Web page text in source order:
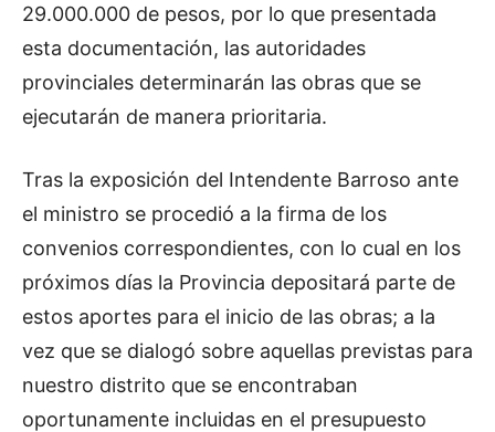
29.000.000 de pesos, por lo que presentada
esta documentación, las autoridades
provinciales determinarán las obras que se
ejecutarán de manera prioritaria.
Tras la exposición del Intendente Barroso ante
el ministro se procedió a la firma de los
convenios correspondientes, con lo cual en los
próximos días la Provincia depositará parte de
estos aportes para el inicio de las obras; a la
vez que se dialogó sobre aquellas previstas para
nuestro distrito que se encontraban
oportunamente incluidas en el presupuesto